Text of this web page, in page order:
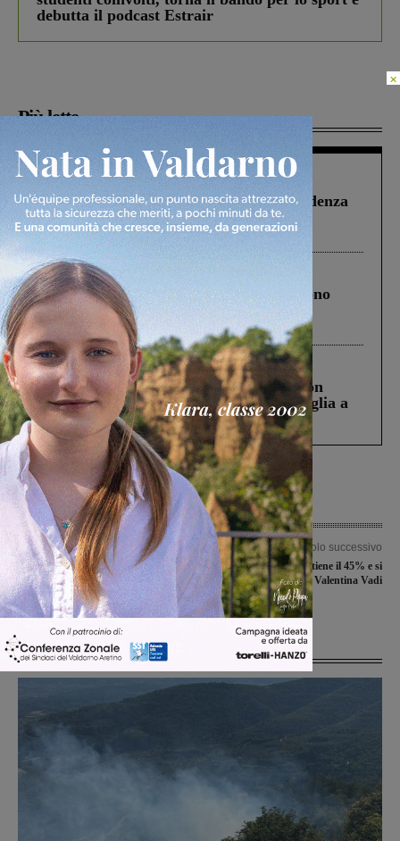
debutta il podcast Estrair
Più lette
Figline Incisa Valdarno 1 Agosto 2026
Piscina di Figline finanziata oltre la scadenza
Pnrr, il gruppo di Fratelli d’Italia: “Un
ringraziamento al Governo”
Cronaca 4 Agosto 2026
Un anno fa la strage in A1 in cui morirono
Gianni, Giulia e Franco. Lo schianto, il
processo, lo stop ai sorpassi fra tir....
Cronaca 3 Agosto 2026
Scomparso da una struttura di Castiglion
Fiorentino l’uomo che aveva ucciso la figlia a
Levane nel 2020
Articolo precedente
Grande festa per la vittoria di
Valentina Vadi: fuochi d’artificio e
applausi in Comune
Articolo successivo
Francesco Carbini ottiene il 45% e si
congratula con Valentina Vadi
Ultime Notizie
×